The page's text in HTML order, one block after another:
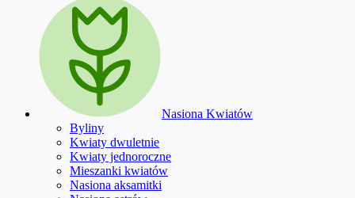
Nasiona Kwiatów
Byliny
Kwiaty dwuletnie
Kwiaty jednoroczne
Mieszanki kwiatów
Nasiona aksamitki